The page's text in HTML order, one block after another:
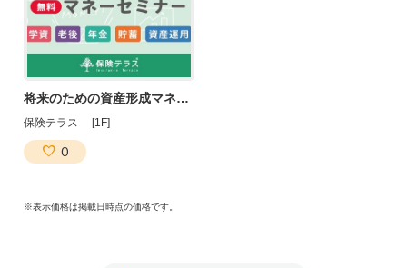
将来のための資産形成マネーセミナーを開催します♪
保険テラス [1F]
0
※表示価格は掲載日時点の価格です。